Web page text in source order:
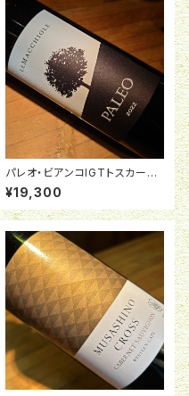
パレオ・ビアンコIGTトスカーナ
2022レ・マッキオーレ<16917>
¥19,300